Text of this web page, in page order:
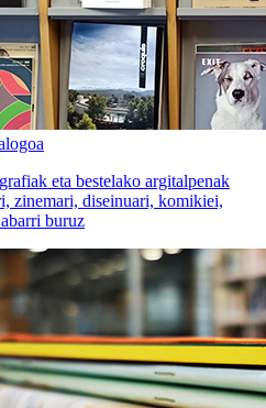
eta bestelako argitalpenak
zinemari, diseinuari, komikiei,
buruz